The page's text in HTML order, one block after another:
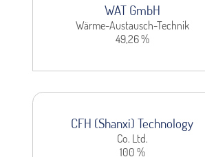
WAT GmbH
Wärme-Austausch-Technik
49,26 %
CFH (Shanxi) Technology
Co. Ltd.
100 %